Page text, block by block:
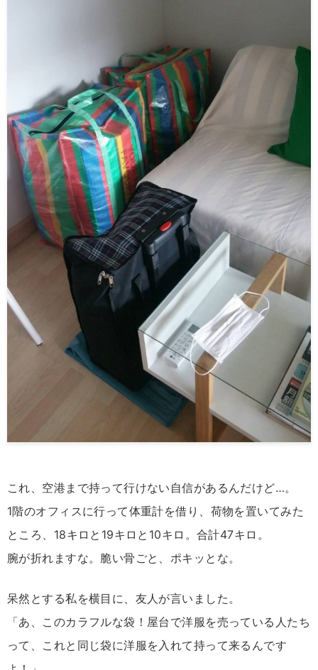
これ、空港まで持って行けない自信があるんだけど…。
1階のオフィスに行って体重計を借り、荷物を置いてみた
ところ、18キロと19キロと10キロ。合計47キロ。
腕が折れますな。脆い骨ごと、ポキッとな。
呆然とする私を横目に、友人が言いました。
「あ、このカラフルな袋！屋台で洋服を売っている人たち
って、これと同じ袋に洋服を入れて持って来るんです